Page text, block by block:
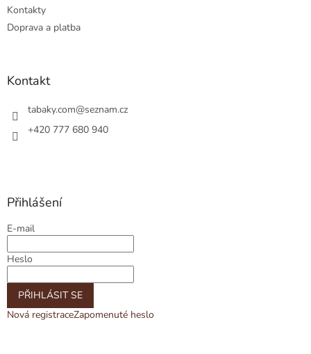
Kontakty
Doprava a platba
Kontakt
tabaky.com@seznam.cz
+420 777 680 940
Přihlášení
E-mail
Heslo
PŘIHLÁSIT SE
Nová registraceZapomenuté heslo